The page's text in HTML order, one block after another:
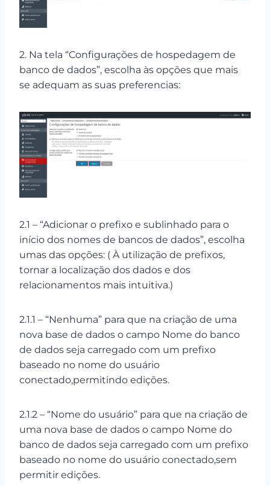
2. Na tela “Configurações de hospedagem de
banco de dados”, escolha às opções que mais
se adequam as suas preferencias:
2.1 – “Adicionar o prefixo e sublinhado para o
início dos nomes de bancos de dados”, escolha
umas das opções: ( À utilização de prefixos,
tornar a localização dos dados e dos
relacionamentos mais intuitiva.)
2.1.1 – “Nenhuma” para que na criação de uma
nova base de dados o campo Nome do banco
de dados seja carregado com um prefixo
baseado no nome do usuário
conectado,permitindo edições.
2.1.2 – “Nome do usuário” para que na criação de
uma nova base de dados o campo Nome do
banco de dados seja carregado com um prefixo
baseado no nome do usuário conectado,sem
permitir edições.